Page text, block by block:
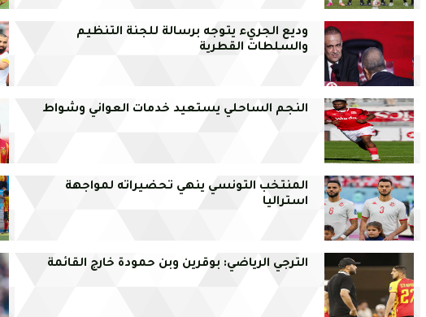
وديع الجريء يتوجه برسالة للجنة التنظيم
والسلطات القطرية
النجم الساحلي يستعيد خدمات العواني وشواط
المنتخب التونسي ينهي تحضيراته لمواجهة
استراليا
الترجي الرياضي: بوقرين وبن حمودة خارج القائمة